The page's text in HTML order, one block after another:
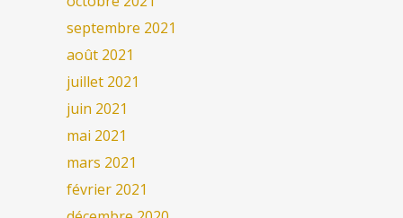
septembre 2021
août 2021
juillet 2021
juin 2021
mai 2021
mars 2021
février 2021